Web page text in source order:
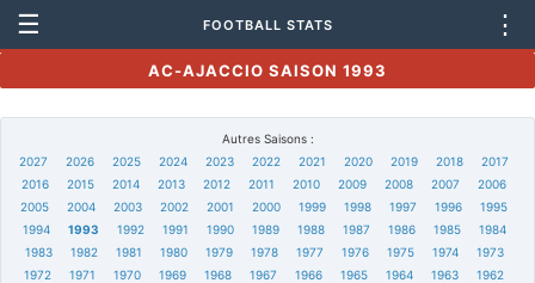
☰ FOOTBALL STATS ⋮
AC-AJACCIO SAISON 1993
Autres Saisons :
2027
2026 2025 2024 2023 2022 2021 2020 2019 2018
2017
2016
2015 2014 2013 2012 2011 2010 2009 2008 2007
2006
2005
2004 2003 2002 2001 2000 1999 1998 1997 1996
1995
1994
1993 1992 1991 1990 1989 1988 1987 1986 1985
1984
1983
1982 1981 1980 1979 1978 1977 1976 1975 1974
1973
1972
1971 1970 1969 1968 1967 1966 1965 1964 1963
1962